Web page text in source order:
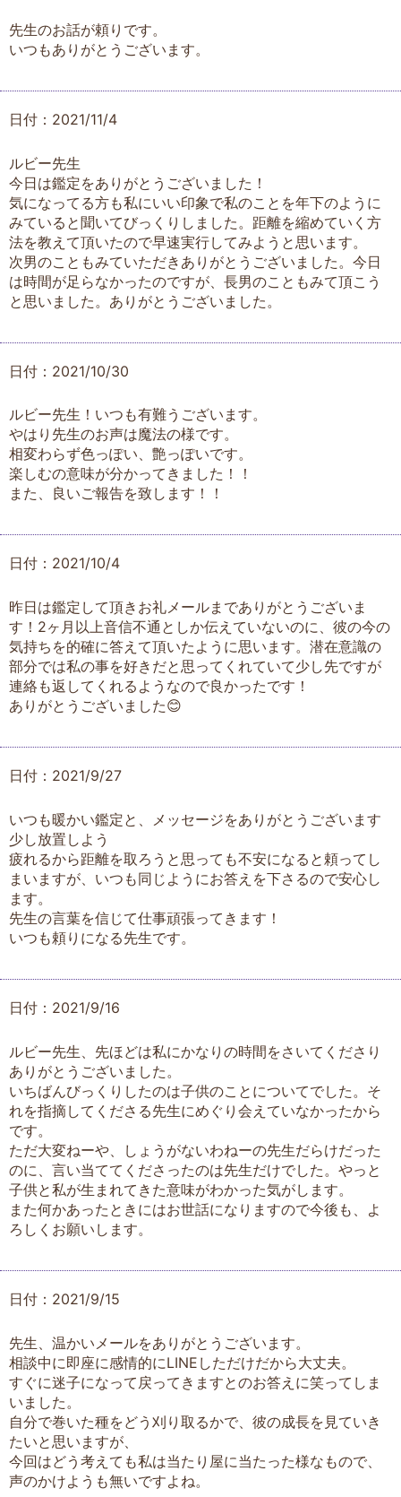
先生のお話が頼りです。
いつもありがとうございます。
日付：2021/11/4
ルビー先生
今日は鑑定をありがとうございました！
気になってる方も私にいい印象で私のことを年下のように
みていると聞いてびっくりしました。距離を縮めていく方
法を教えて頂いたので早速実行してみようと思います。
次男のこともみていただきありがとうございました。今日
は時間が足らなかったのですが、長男のこともみて頂こう
と思いました。ありがとうございました。
日付：2021/10/30
ルビー先生！いつも有難うございます。
やはり先生のお声は魔法の様です。
相変わらず色っぽい、艶っぽいです。
楽しむの意味が分かってきました！！
また、良いご報告を致します！！
日付：2021/10/4
昨日は鑑定して頂きお礼メールまでありがとうございま
す！2ヶ月以上音信不通としか伝えていないのに、彼の今の
気持ちを的確に答えて頂いたように思います。潜在意識の
部分では私の事を好きだと思ってくれていて少し先ですが
連絡も返してくれるようなので良かったです！
ありがとうございました😊
日付：2021/9/27
いつも暖かい鑑定と、メッセージをありがとうございます
少し放置しよう
疲れるから距離を取ろうと思っても不安になると頼ってし
まいますが、いつも同じようにお答えを下さるので安心し
ます。
先生の言葉を信じて仕事頑張ってきます！
いつも頼りになる先生です。
日付：2021/9/16
ルビー先生、先ほどは私にかなりの時間をさいてくださり
ありがとうございました。
いちばんびっくりしたのは子供のことについてでした。そ
れを指摘してくださる先生にめぐり会えていなかったから
です。
ただ大変ねーや、しょうがないわねーの先生だらけだった
のに、言い当ててくださったのは先生だけでした。やっと
子供と私が生まれてきた意味がわかった気がします。
また何かあったときにはお世話になりますので今後も、よ
ろしくお願いします。
日付：2021/9/15
先生、温かいメールをありがとうございます。
相談中に即座に感情的にLINEしただけだから大丈夫。
すぐに迷子になって戻ってきますとのお答えに笑ってしま
いました。
自分で巻いた種をどう刈り取るかで、彼の成長を見ていき
たいと思いますが、
今回はどう考えても私は当たり屋に当たった様なもので、
声のかけようも無いですよね。